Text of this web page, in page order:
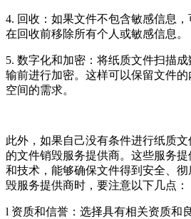
4. 回收：如果文件不包含敏感信息
在回收前移除所有个人或敏感信息。
5. 数字化和加密：将纸质文件扫描
输前进行加密。这样可以保留文件
空间的需求。
此外，如果自己没有条件进行纸质
的文件销毁服务提供商。这些服务
和技术，能够确保文件得到安全、
毁服务提供商时，要注意以下几点：
l 资质和信誉：选择具有相关资质和